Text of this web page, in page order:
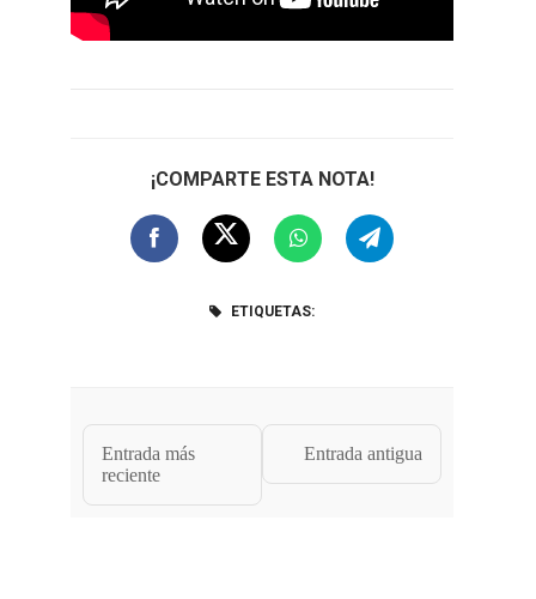
¡COMPARTE ESTA NOTA!
ETIQUETAS:
Entrada más
reciente
Entrada antigua